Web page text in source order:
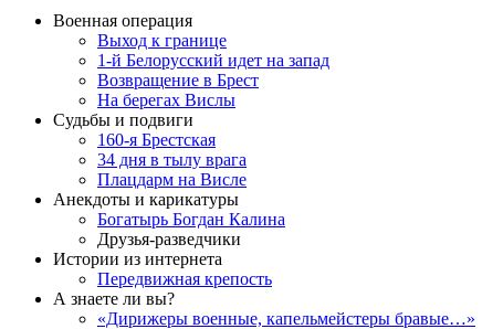
Военная операция
Выход к границе
1-й Белорусский идет на запад
Возвращение в Брест
На берегах Вислы
Судьбы и подвиги
160-я Брестская
34 дня в тылу врага
Плацдарм на Висле
Анекдоты и карикатуры
Богатырь Богдан Калина
Друзья-разведчики
Истории из интернета
Передвижная крепость
А знаете ли вы?
«Дирижеры военные, капельмейстеры бравые…»